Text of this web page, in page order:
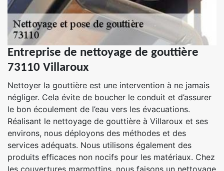
Entreprise de nettoyage de gouttière
73110 Villaroux
Nettoyer la gouttière est une intervention à ne jamais
négliger. Cela évite de boucher le conduit et d’assurer
le bon écoulement de l’eau vers les évacuations.
Réalisant le nettoyage de gouttière à Villaroux et ses
environs, nous déployons des méthodes et des
services adéquats. Nous utilisons également des
produits efficaces non nocifs pour les matériaux. Chez
les couvertures marmottins, nous faisons un nettoyage